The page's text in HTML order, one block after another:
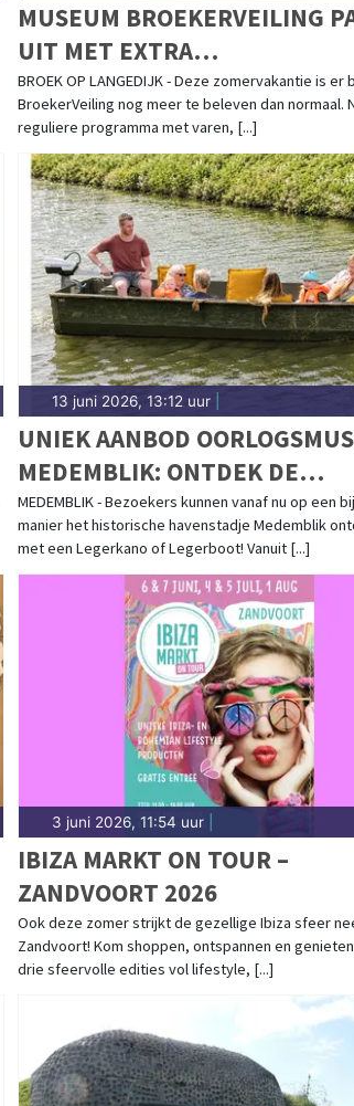
MUSEUM BROEKERVEILING
UIT MET EXTRA
ZOMERACTIVITEITEN VOOR
EN OUD
BROEK OP LANGEDIJK - Deze zomervakantie is er
BroekerVeiling nog meer te beleven dan normaal.
reguliere programma met varen, [...]
13 juni 2026, 13:12 uur|
UNIEK AANBOD
MEDEMBLIK: ONTDEK DE
GESCHIEDENIS VANUIT EEN
LEGERBOOT OF LEGERKANO
MEDEMBLIK - Bezoekers kunnen vanaf nu op een
manier het historische havenstadje Medemblik
met een Legerkano of Legerboot! Vanuit [...]
3 juni 2026, 11:54 uur|
IBIZA MARKT ON TOUR –
ZANDVOORT 2026
Ook deze zomer strijkt de gezellige Ibiza sfeer
Zandvoort! Kom shoppen, ontspannen en
drie sfeervolle edities vol lifestyle, [...]